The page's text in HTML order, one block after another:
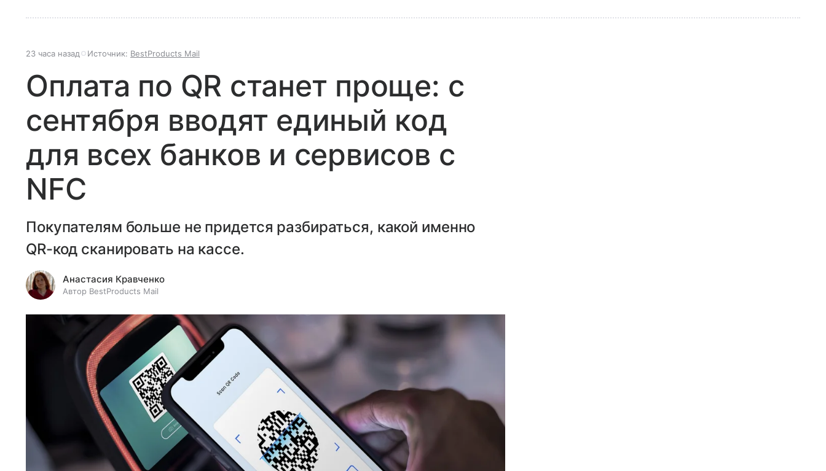
23 часа назад Источник: BestProducts Mail
Оплата по QR станет проще: с
сентября вводят единый код
для всех банков и сервисов с
NFC
Покупателям больше не придется разбираться, какой именно
QR-код сканировать на кассе.
Анастасия Кравченко
Автор BestProducts Mail